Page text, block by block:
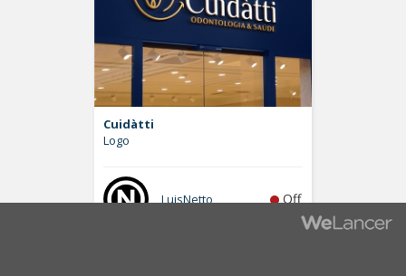
Cuidàtti
Logo
LuisNetto Off